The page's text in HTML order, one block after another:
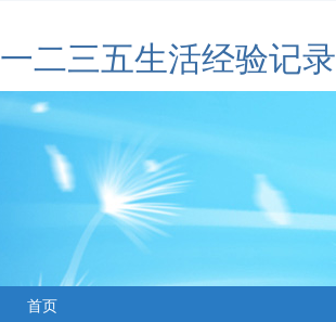
一二三五生活经验记录
首页